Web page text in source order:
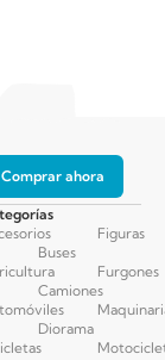
Comprar ahora
Buses
Camiones
Diorama
Figuras
Furgones